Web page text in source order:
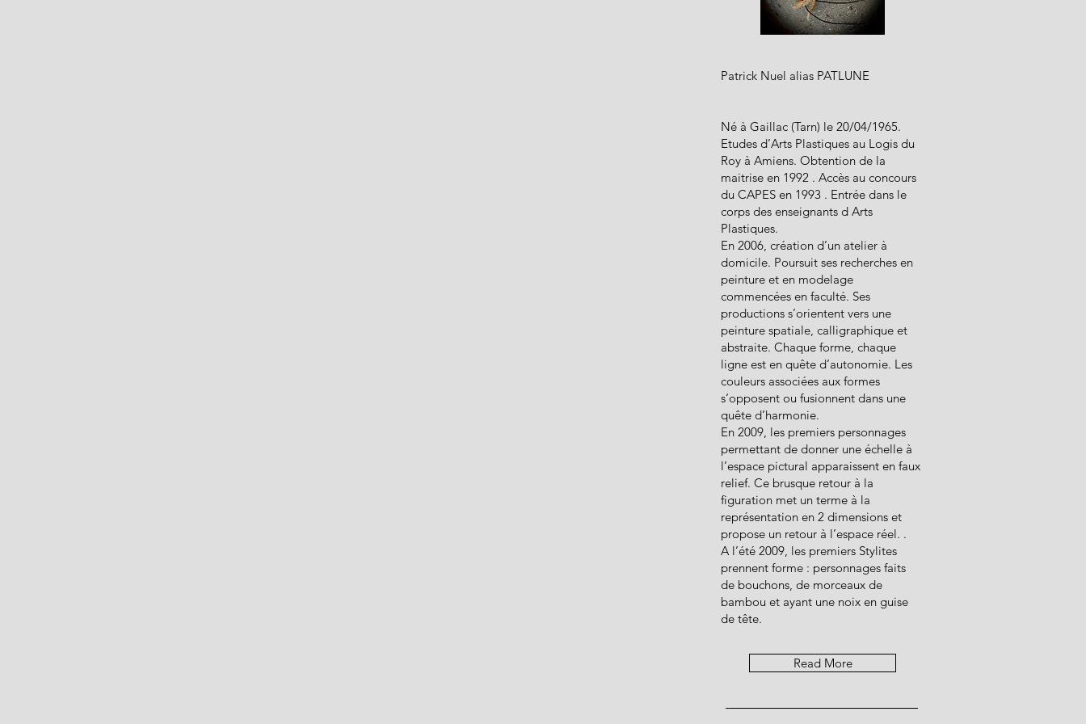
Patrick Nuel alias PATLUNE
Né à Gaillac (Tarn) le 20/04/1965.
Etudes d’Arts Plastiques au Logis du
Roy à Amiens. Obtention de la
maitrise en 1992 . Accès au concours
du CAPES en 1993 . Entrée dans le
corps des enseignants d Arts
Plastiques.
En 2006, création d’un atelier à
domicile. Poursuit ses recherches en
peinture et en modelage
commencées en faculté. Ses
productions s’orientent vers une
peinture spatiale, calligraphique et
abstraite. Chaque forme, chaque
ligne est en quête d’autonomie. Les
couleurs associées aux formes
s‘opposent ou fusionnent dans une
quête d’harmonie.
En 2009, les premiers personnages
permettant de donner une échelle à
l’espace pictural apparaissent en faux
relief. Ce brusque retour à la
figuration met un terme à la
représentation en 2 dimensions et
propose un retour à l’espace réel. .
A l’été 2009, les premiers Stylites
prennent forme : personnages faits
de bouchons, de morceaux de
bambou et ayant une noix en guise
de tête.
Read More